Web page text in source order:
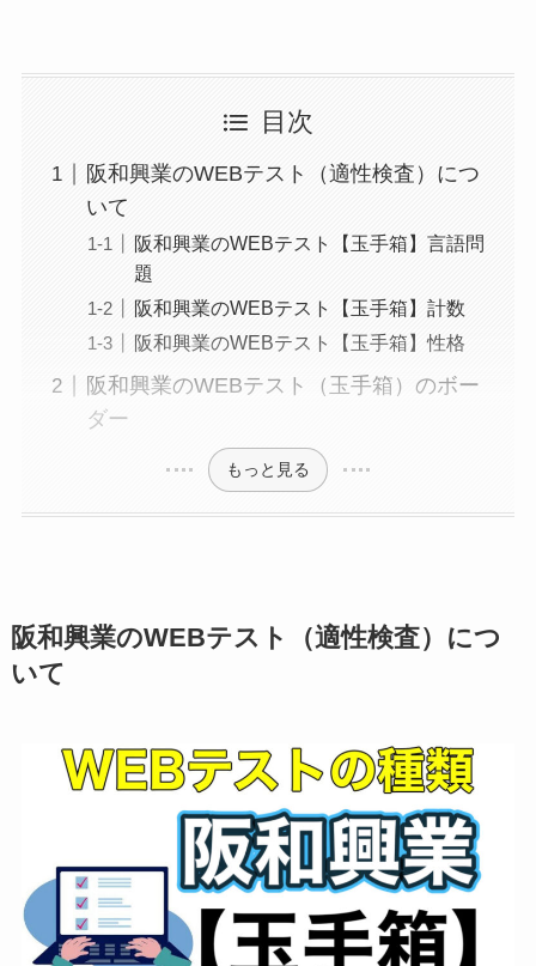
目次
阪和興業のWEBテスト（適性検査）につ
いて
阪和興業のWEBテスト【玉手箱】言語問
題
阪和興業のWEBテスト【玉手箱】計数
阪和興業のWEBテスト【玉手箱】性格
阪和興業のWEBテスト（玉手箱）のボー
ダー
もっと見る
阪和興業のWEBテスト（適性検査）につ
いて